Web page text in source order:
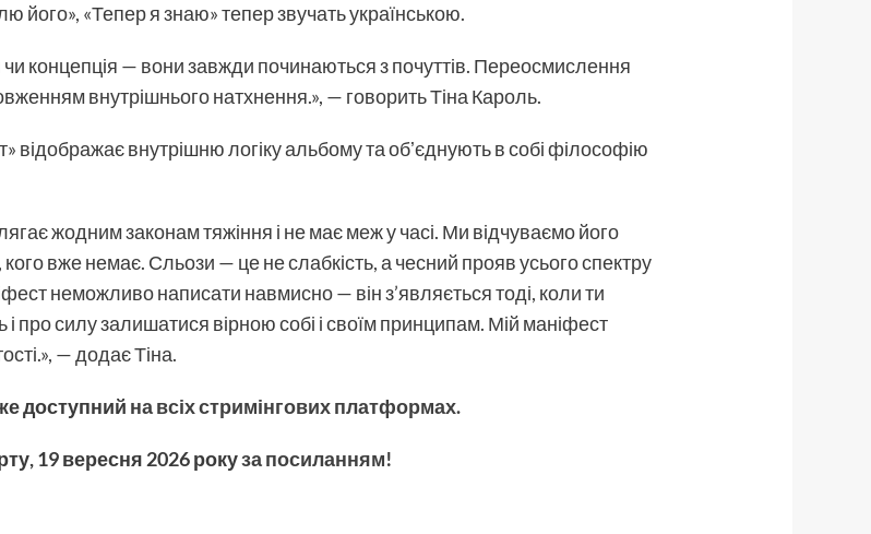
його», «Тепер я знаю» тепер звучать українською.
концепція — вони завжди починаються з почуттів. Переосмислення
внутрішнього натхнення.», — говорить Тіна Кароль.
внутрішню логіку альбому та обʼєднують в собі філософію
жодним законам тяжіння і не має меж у часі. Ми відчуваємо його
кого вже немає. Сльози — це не слабкість, а чесний прояв усього спектру
неможливо написати навмисно — він з’являється тоді, коли ти
про силу залишатися вірною собі і своїм принципам. Мій маніфест
— додає Тіна.
доступний на всіх стримінгових платформах.
19 вересня 2026 рокуза посиланням!